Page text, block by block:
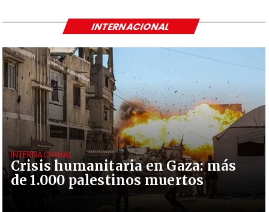
Crisis humanitaria en Gaza: más
de 1.000 palestinos muertos
INTERNACIONAL
INTERNACIONAL